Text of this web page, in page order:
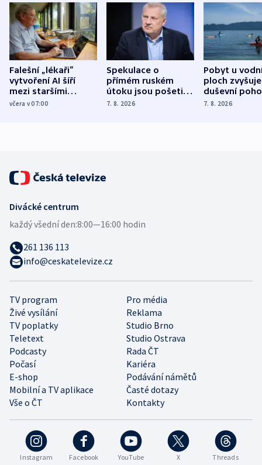
Falešní „lékaři“
vytvoření AI šíří
mezi staršími
Poláky nebezpečné
včera v 07:00
Spekulace o
přímém ruském
útoku jsou pošetilé,
míní estonský
7. 8. 2026
Pobyt u
ploch zvyšuje
duševní
ukázala
7. 8. 2026
Instagram Facebook YouTube X Threads
TV program
Pro média
Živé vysílání
Reklama
TV poplatky
Studio Brno
Teletext
Studio Ostrava
Podcasty
Rada ČT
Počasí
Kariéra
E-shop
Podávání námětů
Mobilní a TV aplikace
Časté dotazy
Vše o ČT
Kontakty
Divácké centrum
každý všední den:8:00—16:00 hodin
261 136 113
info@ceskatelevize.cz